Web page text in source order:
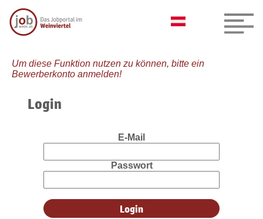
Um diese Funktion nutzen zu können, bitte ein
Bewerberkonto anmelden!
Login
E-Mail
Passwort